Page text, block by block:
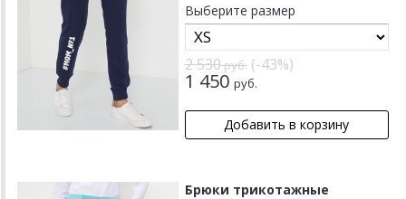
Выберите размер
2 530руб.(-43%)
1 450руб.
Брюки трикотажные